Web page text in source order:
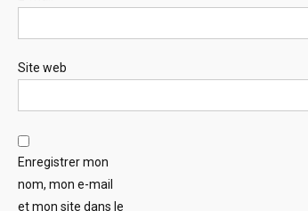
Site web
Enregistrer mon
nom, mon e-mail
et mon site dans le